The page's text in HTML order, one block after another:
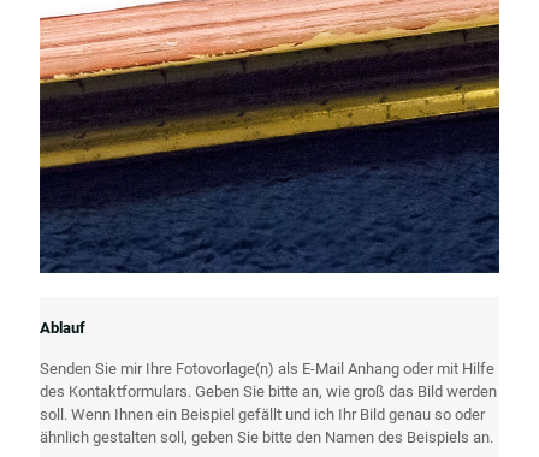
Ablauf
Senden Sie mir Ihre Fotovorlage(n) als E-Mail Anhang oder mit Hilfe
des Kontaktformulars. Geben Sie bitte an, wie groß das Bild werden
soll. Wenn Ihnen ein Beispiel gefällt und ich Ihr Bild genau so oder
ähnlich gestalten soll, geben Sie bitte den Namen des Beispiels an.